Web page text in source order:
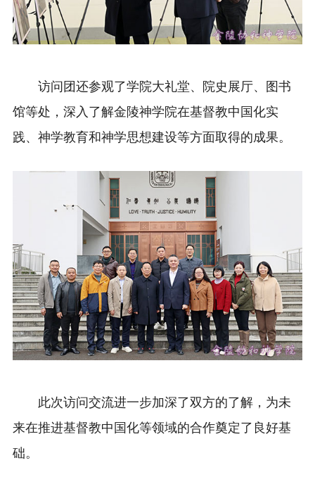
访问团还参观了学院大礼堂、院史展厅、图书
馆等处，深入了解金陵神学院在基督教中国化实
践、神学教育和神学思想建设等方面取得的成果。
此次访问交流进一步加深了双方的了解，为未
来在推进基督教中国化等领域的合作奠定了良好基
础。